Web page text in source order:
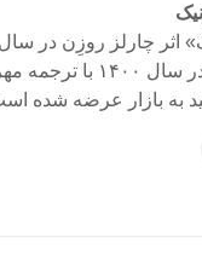
منتشر شده و در سال
به بازار عرضه شده